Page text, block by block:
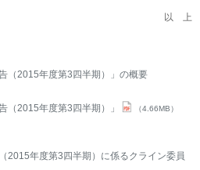
以 上
（2015年度第3四半期）」の概要
（2015年度第3四半期）」 （4.66MB）
2015年度第3四半期）に係るクライン委員